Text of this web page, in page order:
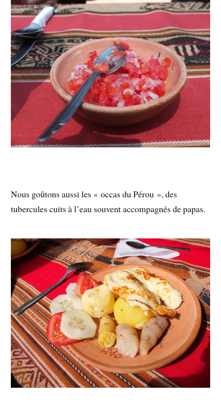
Nous goûtons aussi les « occas du Pérou », des
tubercules cuits à l’eau souvent accompagnés de papas.